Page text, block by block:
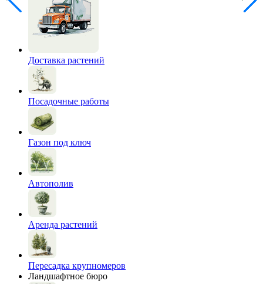
Доставка растений
Посадочные работы
Газон под ключ
Автополив
Аренда растений
Пересадка крупномеров
Ландшафтное бюро